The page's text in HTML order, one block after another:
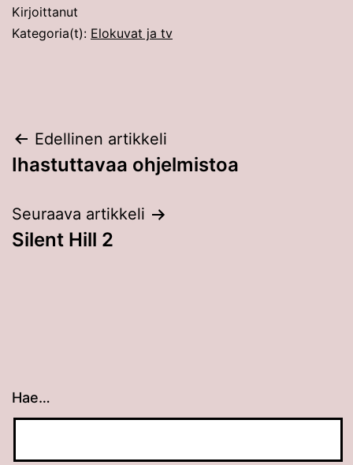
Kirjoittanut
Kategoria(t): Elokuvat ja tv
Artikkelien
selaus
Edellinen artikkeli
Ihastuttavaa ohjelmistoa
Seuraava artikkeli
Silent Hill 2
Hae…
Kun tuloksia tulee, voit selata niitä